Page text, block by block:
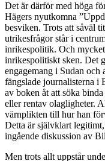
Det är därför med höga
Hägers nyutkomna
besviken. Trots att såväl
utrikesfrågor står i
inrikespolitik. Och
inrikespolitiskt sken. Det
engagemang i Sudan och
fängslade journalisterna i
av boken åt att söka
eller rentav olagligheter.
värnplikten till hur han
Detta är självklart
ingående diskussion av
Men trots allt uppstår